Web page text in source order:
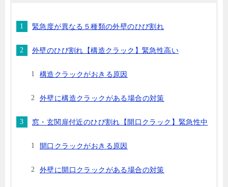
緊急度が異なる５種類の外壁のひび割れ
外壁のひび割れ【構造クラック】緊急性高い
構造クラックがおきる原因
外壁に構造クラックがある場合の対策
窓・玄関扉付近のひび割れ【開口クラック】緊急性中
開口クラックがおきる原因
外壁に開口クラックがある場合の対策